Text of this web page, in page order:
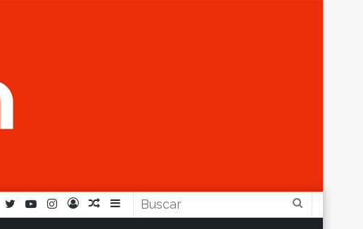
Barra
Artículo
Iniciar
Instagram
YouTube
Twitter
Facebook